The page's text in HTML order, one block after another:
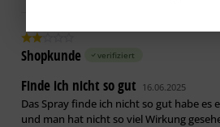
Shopkunde verifiziert
Finde ich nicht so gut 16.06.2025
Das Spray finde ich nicht so gut habe es
und man hat nicht so viel Wirkung